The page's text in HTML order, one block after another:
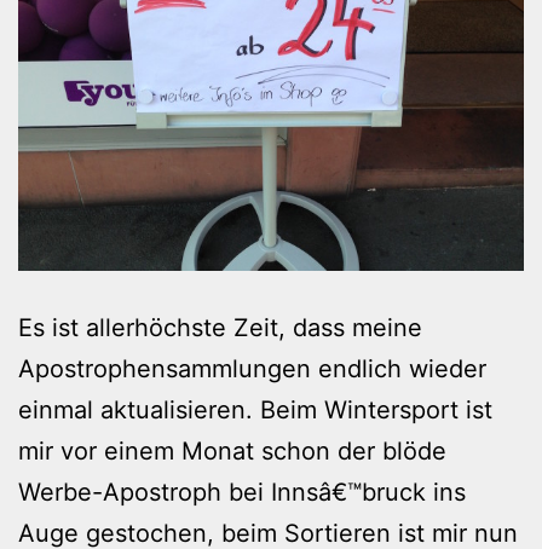
Es ist allerhöchste Zeit, dass meine
Apostrophensammlungen endlich wieder
einmal aktualisieren. Beim Wintersport ist
mir vor einem Monat schon der blöde
Werbe-Apostroph bei Innsâ€™bruck ins
Auge gestochen, beim Sortieren ist mir nun